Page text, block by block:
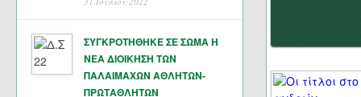
ΣΥΓΚΡΟΤΗΘΗΚΕ ΣΕ ΣΩΜΑ Η
ΝΕΑ ΔΙΟΙΚΗΣΗ ΤΩΝ
ΠΑΛΑΙΜΑΧΩΝ ΑΘΛΗΤΩΝ-
ΠΡΩΤΑΘΛΗΤΩΝ